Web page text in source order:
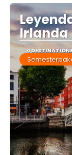
Irlanda
4